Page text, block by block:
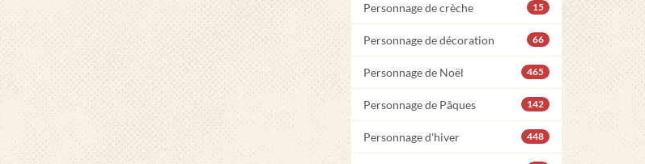
Personnage de crèche 15
Personnage de décoration 66
Personnage de Noël 465
Personnage de Pâques 142
Personnage d'hiver 448